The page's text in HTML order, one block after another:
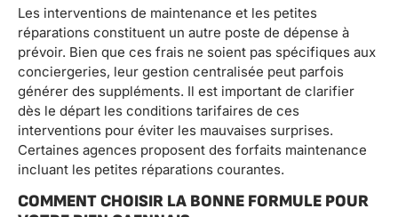
Les interventions de maintenance et les petites
réparations constituent un autre poste de dépense à
prévoir. Bien que ces frais ne soient pas spécifiques aux
conciergeries, leur gestion centralisée peut parfois
générer des suppléments. Il est important de clarifier
dès le départ les conditions tarifaires de ces
interventions pour éviter les mauvaises surprises.
Certaines agences proposent des forfaits maintenance
incluant les petites réparations courantes.
COMMENT CHOISIR LA BONNE FORMULE POUR